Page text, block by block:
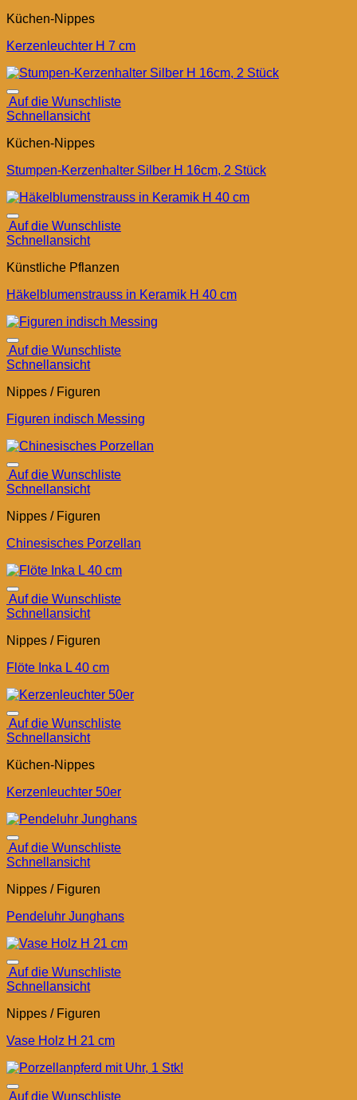
Küchen-Nippes
Kerzenleuchter H 7 cm
Auf die Wunschliste
Schnellansicht
Küchen-Nippes
Stumpen-Kerzenhalter Silber H 16cm, 2 Stück
Auf die Wunschliste
Schnellansicht
Künstliche Pflanzen
Häkelblumenstrauss in Keramik H 40 cm
Auf die Wunschliste
Schnellansicht
Nippes / Figuren
Figuren indisch Messing
Auf die Wunschliste
Schnellansicht
Nippes / Figuren
Chinesisches Porzellan
Auf die Wunschliste
Schnellansicht
Nippes / Figuren
Flöte Inka L 40 cm
Auf die Wunschliste
Schnellansicht
Küchen-Nippes
Kerzenleuchter 50er
Auf die Wunschliste
Schnellansicht
Nippes / Figuren
Pendeluhr Junghans
Auf die Wunschliste
Schnellansicht
Nippes / Figuren
Vase Holz H 21 cm
Auf die Wunschliste